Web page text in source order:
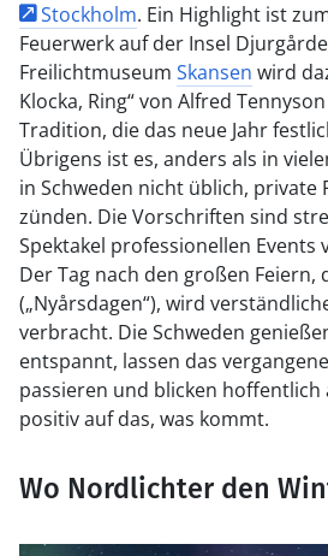
Stockholm. Ein Highlight ist
Feuerwerk auf der Insel
Freilichtmuseum Skansen wird
Klocka, Ring“ von Alfred
Tradition, die das neue Jahr
Übrigens ist es, anders als in
in Schweden nicht üblich, private
zünden. Die Vorschriften sind
Spektakel professionellen Events
Der Tag nach den großen Feiern,
(„Nyårsdagen“), wird
verbracht. Die Schweden
entspannt, lassen das
passieren und blicken hoffentlich
positiv auf das, was kommt.
Wo Nordlichter den